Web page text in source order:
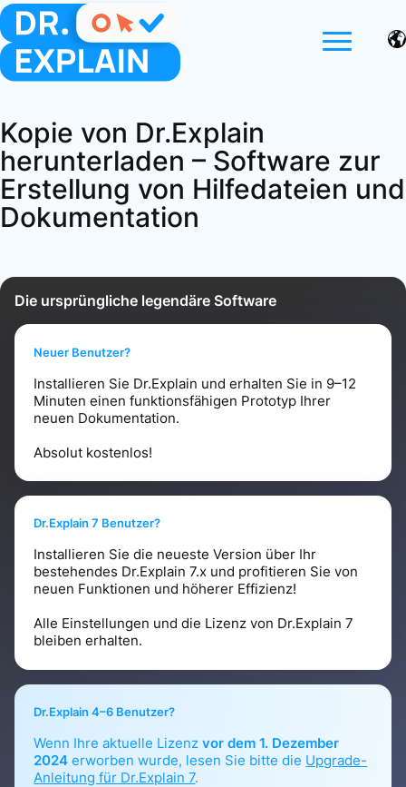
Kopie von Dr.Explain
herunterladen – Software zur
Erstellung von Hilfedateien und
Dokumentation
Die ursprüngliche legendäre Software
Neuer Benutzer?
Installieren Sie Dr.Explain und erhalten Sie in 9–12
Minuten einen funktionsfähigen Prototyp Ihrer
neuen Dokumentation.
Absolut kostenlos!
Dr.Explain 7 Benutzer?
Installieren Sie die neueste Version über Ihr
bestehendes Dr.Explain 7.x und profitieren Sie von
neuen Funktionen und höherer Effizienz!
Alle Einstellungen und die Lizenz von Dr.Explain 7
bleiben erhalten.
Dr.Explain 4–6 Benutzer?
Wenn Ihre aktuelle Lizenzvor dem 1. Dezember
2024 erworben wurde, lesen Sie bitte die Upgrade-
Anleitung für Dr.Explain 7.